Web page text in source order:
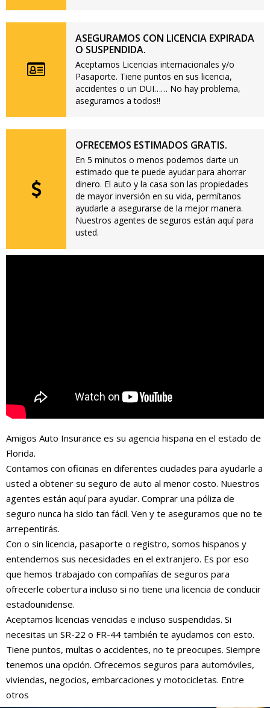
ASEGURAMOS CON LICENCIA EXPIRADA
O SUSPENDIDA.
Aceptamos Licencias internacionales y/o
Pasaporte. Tiene puntos en sus licencia,
accidentes o un DUI…… No hay problema,
aseguramos a todos!!
OFRECEMOS ESTIMADOS GRATIS.
En 5 minutos o menos podemos darte un
estimado que te puede ayudar para ahorrar
dinero. El auto y la casa son las propiedades
de mayor inversión en su vida, permítanos
ayudarle a asegurarse de la mejor manera.
Nuestros agentes de seguros están aquí para
usted.
Amigos Auto Insurance es su agencia hispana en el estado de
Florida.
Contamos con oficinas en diferentes ciudades para ayudarle a
usted a obtener su seguro de auto al menor costo. Nuestros
agentes están aquí para ayudar. Comprar una póliza de
seguro nunca ha sido tan fácil. Ven y te aseguramos que no te
arrepentirás.
Con o sin licencia, pasaporte o registro, somos hispanos y
entendemos sus necesidades en el extranjero. Es por eso
que hemos trabajado con compañías de seguros para
ofrecerle cobertura incluso si no tiene una licencia de conducir
estadounidense.
Aceptamos licencias vencidas e incluso suspendidas. Si
necesitas un SR-22 o FR-44 también te ayudamos con esto.
Tiene puntos, multas o accidentes, no te preocupes. Siempre
tenemos una opción. Ofrecemos seguros para automóviles,
viviendas, negocios, embarcaciones y motocicletas. Entre
otros